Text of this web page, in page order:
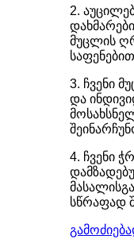
2.
მუცლის
3. ჩვენი
და
4. ჩვენი
სწრაფად
გამოძიება